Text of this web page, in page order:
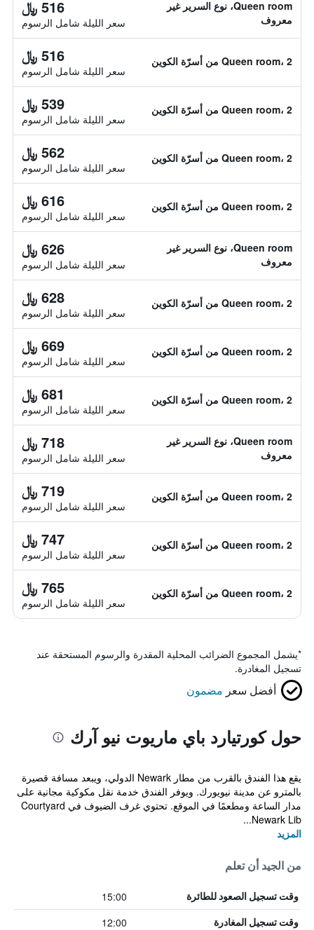
Queen room، نوع السرير غير
معروف
516 ﷼
سعر الليلة شامل الرسوم
Queen room، 2 من أسرّة الكوين 516 ﷼
سعر الليلة شامل الرسوم
Queen room، 2 من أسرّة الكوين 539 ﷼
سعر الليلة شامل الرسوم
Queen room، 2 من أسرّة الكوين 562 ﷼
سعر الليلة شامل الرسوم
Queen room، 2 من أسرّة الكوين 616 ﷼
سعر الليلة شامل الرسوم
Queen room، نوع السرير غير
معروف
626 ﷼
سعر الليلة شامل الرسوم
Queen room، 2 من أسرّة الكوين 628 ﷼
سعر الليلة شامل الرسوم
Queen room، 2 من أسرّة الكوين 669 ﷼
سعر الليلة شامل الرسوم
Queen room، 2 من أسرّة الكوين 681 ﷼
سعر الليلة شامل الرسوم
Queen room، نوع السرير غير
معروف
718 ﷼
سعر الليلة شامل الرسوم
Queen room، 2 من أسرّة الكوين 719 ﷼
سعر الليلة شامل الرسوم
Queen room، 2 من أسرّة الكوين 747 ﷼
سعر الليلة شامل الرسوم
Queen room، 2 من أسرّة الكوين 765 ﷼
سعر الليلة شامل الرسوم
*يشمل المجموع الضرائب المحلية المقدرة والرسوم المستحقة عند
تسجيل المغادرة.
أفضل سعر مضمون
حول كورتيارد باي ماريوت نيو آرك
يقع هذا الفندق بالقرب من مطار Newark الدولي، ويبعد مسافة قصيرة
بالمترو عن مدينة نيويورك. ويوفر الفندق خدمة نقل مكوكية مجانية على
مدار الساعة ومطعمًا في الموقع. تحتوي غرف الضيوف في Courtyard
Newark Lib...
المزيد
من الجيد أن تعلم
وقت تسجيل الصعود للطائرة 15:00
وقت تسجيل المغادرة 12:00